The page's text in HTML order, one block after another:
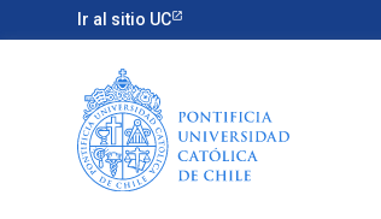
Ir al sitio UC